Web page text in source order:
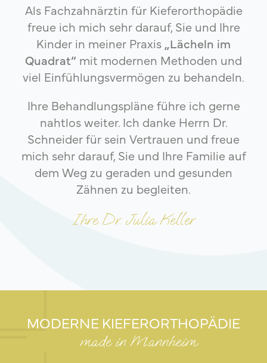
Als Fachzahnärztin für Kieferorthopädie
freue ich mich sehr darauf, Sie und Ihre
Kinder in meiner Praxis „Lächeln im
Quadrat“ mit modernen Methoden und
viel Einfühlungsvermögen zu behandeln.
Ihre Behandlungspläne führe ich gerne
nahtlos weiter. Ich danke Herrn Dr.
Schneider für sein Vertrauen und freue
mich sehr darauf, Sie und Ihre Familie auf
dem Weg zu geraden und gesunden
Zähnen zu begleiten.
Ihre Dr. Julia Keller
MODERNE KIEFERORTHOPÄDIE
made in Mannheim